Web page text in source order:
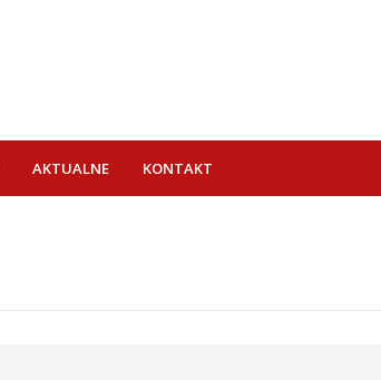
AKTUALNE KONTAKT